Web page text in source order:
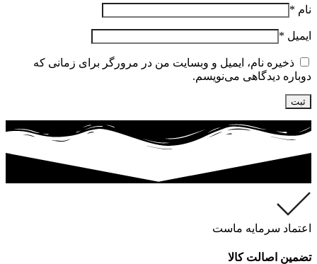
نام *
ایمیل *
ذخیره نام، ایمیل و وبسایت من در مرورگر برای زمانی که
دوباره دیدگاهی می‌نویسم.
اعتماد سرمایه ماست
تضمین اصالت کالا